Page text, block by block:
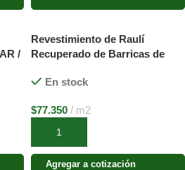
/
Revestimiento de Raulí
Recuperado de Barricas de
En stock
$77.350 m2
Añadir al carrito
Agregar a cotización